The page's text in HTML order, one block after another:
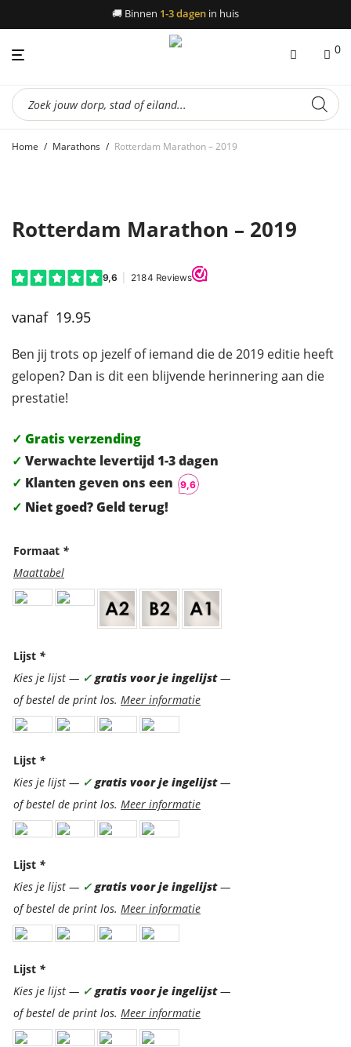
🚚 Binnen 1-3 dagen in huis
0
Producten
zoeken
Home / Marathons / Rotterdam Marathon – 2019
Rotterdam Marathon – 2019
19.95
Ben jij trots op jezelf of iemand die de 2019 editie heeft
gelopen? Dan is dit een blijvende herinnering aan die
prestatie!
✓ Gratis verzending
✓ Verwachte levertijd 1-3 dagen
✓ Klanten geven ons een
✓ Niet goed? Geld terug!
Formaat *
Maattabel
Lijst *
Kies je lijst — ✓gratis voor je ingelijst—
of bestel de print los. Meer informatie
Lijst *
Kies je lijst — ✓gratis voor je ingelijst—
of bestel de print los. Meer informatie
Lijst *
Kies je lijst — ✓gratis voor je ingelijst—
of bestel de print los. Meer informatie
Lijst *
Kies je lijst — ✓gratis voor je ingelijst—
of bestel de print los. Meer informatie